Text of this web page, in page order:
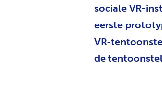
sociale VR-
eerste
VR-
de